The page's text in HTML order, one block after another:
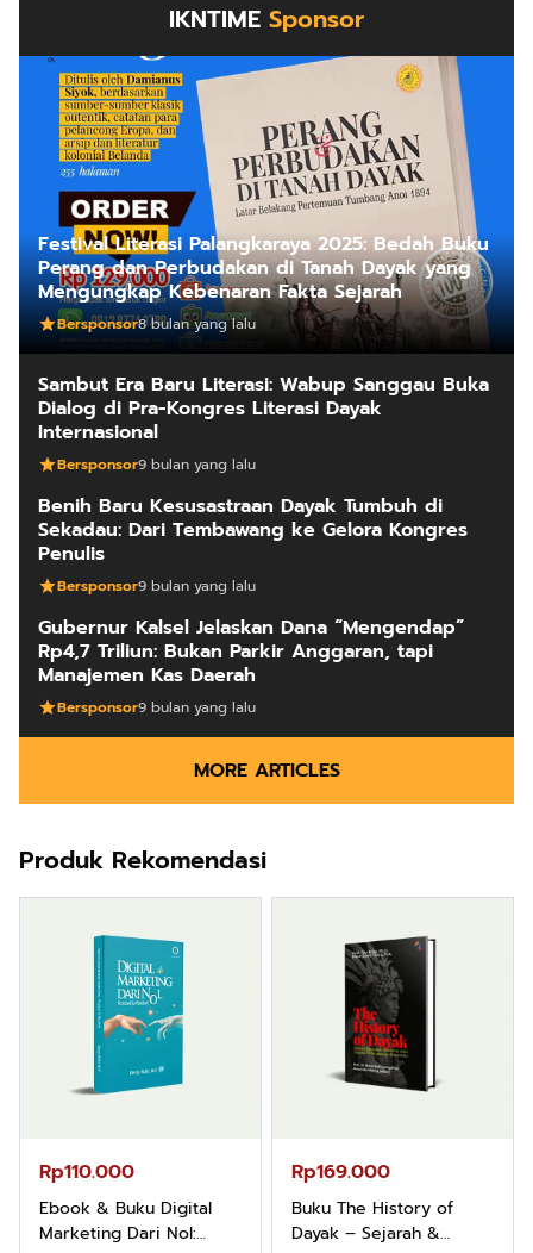
IKNTIME Sponsor
Festival Literasi Palangkaraya 2025: Bedah Buku
Perang dan Perbudakan di Tanah Dayak yang
Mengungkap Kebenaran Fakta Sejarah
Bersponsor8 bulan yang lalu
Sambut Era Baru Literasi: Wabup Sanggau Buka
Dialog di Pra-Kongres Literasi Dayak
Internasional
Bersponsor9 bulan yang lalu
Benih Baru Kesusastraan Dayak Tumbuh di
Sekadau: Dari Tembawang ke Gelora Kongres
Penulis
Bersponsor9 bulan yang lalu
Gubernur Kalsel Jelaskan Dana “Mengendap”
Rp4,7 Triliun: Bukan Parkir Anggaran, tapi
Manajemen Kas Daerah
Bersponsor9 bulan yang lalu
MORE ARTICLES
Produk Rekomendasi
Rp110.000
Ebook & Buku Digital
Marketing Dari Nol:
Rp169.000
Buku The History of
Dayak – Sejarah &